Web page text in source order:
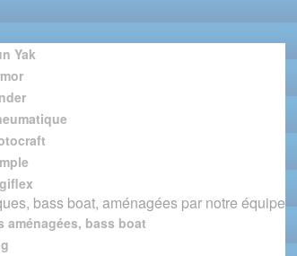
Yak
bass boat, aménagées par notre équipe
aménagées, bass boat